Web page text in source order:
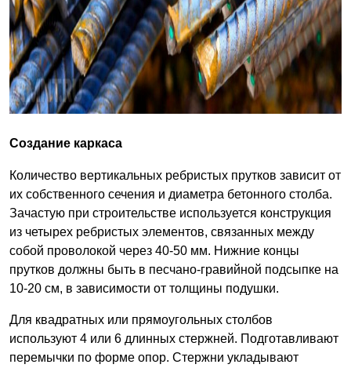
Создание каркаса
Количество вертикальных ребристых прутков зависит от
их собственного сечения и диаметра бетонного столба.
Зачастую при строительстве используется конструкция
из четырех ребристых элементов, связанных между
собой проволокой через 40-50 мм. Нижние концы
прутков должны быть в песчано-гравийной подсыпке на
10-20 см, в зависимости от толщины подушки.
Для квадратных или прямоугольных столбов
используют 4 или 6 длинных стержней. Подготавливают
перемычки по форме опор. Стержни укладывают